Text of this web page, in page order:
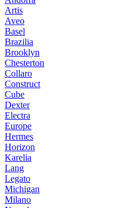
Artis
Aveo
Basel
Brazilia
Brooklyn
Chesterton
Collaro
Construct
Cube
Dexter
Electra
Europe
Hermes
Horizon
Karelia
Lang
Legato
Michigan
Milano